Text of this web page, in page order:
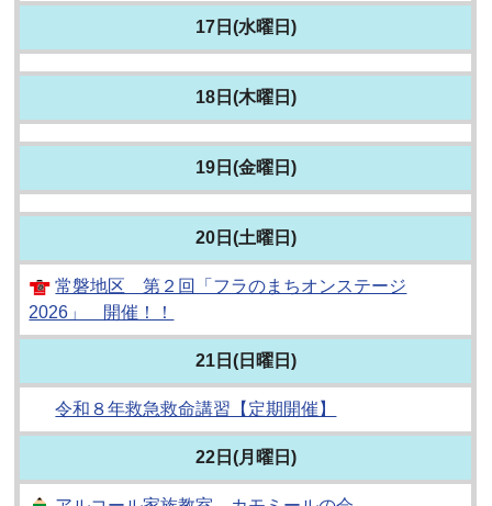
17日(水曜日)
18日(木曜日)
19日(金曜日)
20日(土曜日)
常磐地区 第２回「フラのまちオンステージ
2026」 開催！！
21日(日曜日)
令和８年救急救命講習【定期開催】
22日(月曜日)